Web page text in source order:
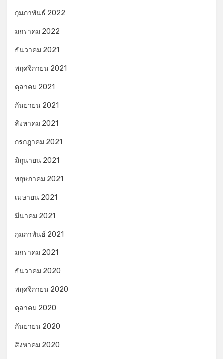
กุมภาพันธ์ 2022
มกราคม 2022
ธันวาคม 2021
พฤศจิกายน 2021
ตุลาคม 2021
กันยายน 2021
สิงหาคม 2021
กรกฎาคม 2021
มิถุนายน 2021
พฤษภาคม 2021
เมษายน 2021
มีนาคม 2021
กุมภาพันธ์ 2021
มกราคม 2021
ธันวาคม 2020
พฤศจิกายน 2020
ตุลาคม 2020
กันยายน 2020
สิงหาคม 2020